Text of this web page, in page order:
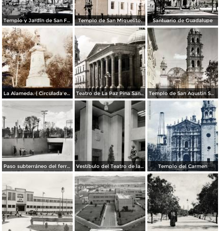
Templo y Jardin de San Francisco. Templo de San Miguelito. Santuario de Guadalupe
La Alameda. ( Circulada el 11 de Septiembre de 1923 ). Teatro de La Paz Pina San Luis Potosí. Templo de San Agustin San Luis Potosí
Paso subterráneo del ferrocarril Vestíbulo del Teatro de la Paz Templo del Carmen